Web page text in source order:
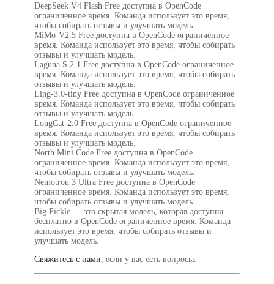
DeepSeek V4 Flash Free доступна в OpenCode
ограниченное время. Команда использует это время,
чтобы собирать отзывы и улучшать модель.
MiMo-V2.5 Free доступна в OpenCode ограниченное
время. Команда использует это время, чтобы собирать
отзывы и улучшать модель.
Laguna S 2.1 Free доступна в OpenCode ограниченное
время. Команда использует это время, чтобы собирать
отзывы и улучшать модель.
Ling-3.0-tiny Free доступна в OpenCode ограниченное
время. Команда использует это время, чтобы собирать
отзывы и улучшать модель.
LongCat-2.0 Free доступна в OpenCode ограниченное
время. Команда использует это время, чтобы собирать
отзывы и улучшать модель.
North Mini Code Free доступна в OpenCode
ограниченное время. Команда использует это время,
чтобы собирать отзывы и улучшать модель.
Nemotron 3 Ultra Free доступна в OpenCode
ограниченное время. Команда использует это время,
чтобы собирать отзывы и улучшать модель.
Big Pickle — это скрытая модель, которая доступна
бесплатно в OpenCode ограниченное время. Команда
использует это время, чтобы собирать отзывы и
улучшать модель.
Свяжитесь с нами , если у вас есть вопросы.